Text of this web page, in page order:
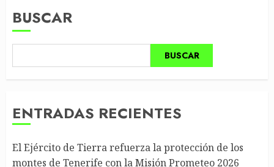
BUSCAR
BUSCAR
ENTRADAS RECIENTES
El Ejército de Tierra refuerza la protección de los
montes de Tenerife con la Misión Prometeo 2026